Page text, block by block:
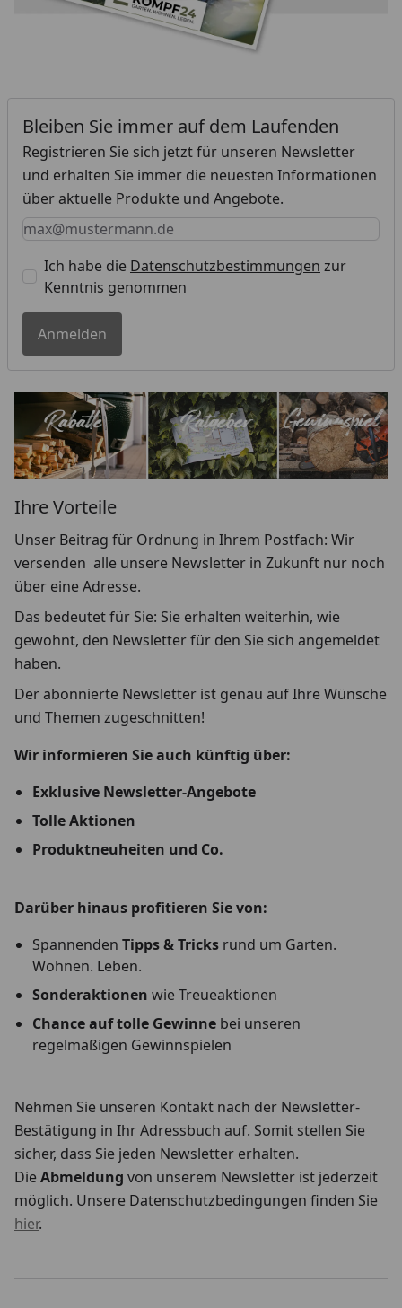
Bleiben Sie immer auf dem Laufenden
Registrieren Sie sich jetzt für unseren Newsletter
und erhalten Sie immer die neuesten Informationen
über aktuelle Produkte und Angebote.
Keine Eingabe erforderlich
Eingabe erforderlich
E-Mail *
Ich habe die Datenschutzbestimmungen zur
Kenntnis genommen
Anmelden
Ihre Vorteile
Unser Beitrag für Ordnung in Ihrem Postfach: Wir
versenden alle unsere Newsletter in Zukunft nur noch
über eine Adresse.
Das bedeutet für Sie: Sie erhalten weiterhin, wie
gewohnt, den Newsletter für den Sie sich angemeldet
haben.
Der abonnierte Newsletter ist genau auf Ihre Wünsche
und Themen zugeschnitten!
Wir informieren Sie auch künftig über:
Exklusive Newsletter-Angebote
Tolle Aktionen
Produktneuheiten und Co.
Darüber hinaus profitieren Sie von:
Spannenden Tipps & Tricks rund um Garten.
Wohnen. Leben.
Sonderaktionen wie Treueaktionen
Chance auf tolle Gewinne bei unseren
regelmäßigen Gewinnspielen
Nehmen Sie unseren Kontakt nach der Newsletter-
Bestätigung in Ihr Adressbuch auf. Somit stellen Sie
sicher, dass Sie jeden Newsletter erhalten.
DieAbmeldung von unserem Newsletter ist jederzeit
möglich. Unsere Datenschutzbedingungen finden Sie
hier.